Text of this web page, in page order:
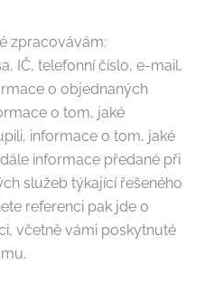
zpracovávám:
IČ, telefonní číslo, e-mail,
o objednaných
o tom, jaké
informace o tom, jaké
informace předané při
služeb týkající řešeného
referenci pak jde o
včetně vámi poskytnuté